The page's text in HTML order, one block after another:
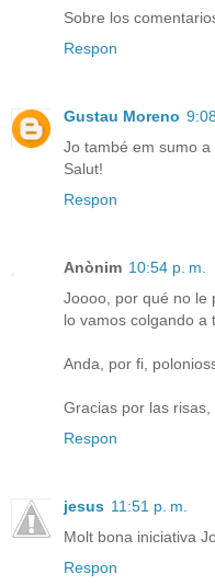
Sobre los
Respon
Gustau Moreno
Jo també em sumo a
Salut!
Respon
Anònim 10:54 p. m.
Joooo, por qué no le
lo vamos colgando a
Anda, por fi,
Gracias por las risas,
Respon
jesus 11:51 p. m.
Molt bona iniciativa
Respon